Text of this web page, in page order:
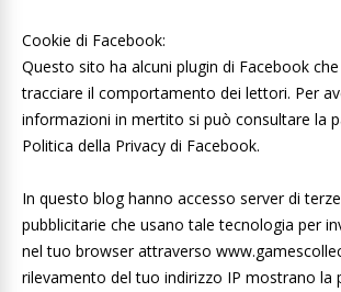
Cookie di Facebook:
Questo sito ha alcuni plugin di Facebook
tracciare il comportamento dei lettori. Per
informazioni in mertito si può consultare la
Politica della Privacy di Facebook.
In questo blog hanno accesso server di
pubblicitarie che usano tale tecnologia per
nel tuo browser attraverso
rilevamento del tuo indirizzo IP mostrano la